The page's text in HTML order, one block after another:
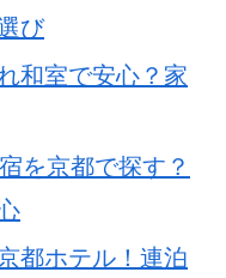
び
和室で安心？家
を京都で探す？
都ホテル！連泊